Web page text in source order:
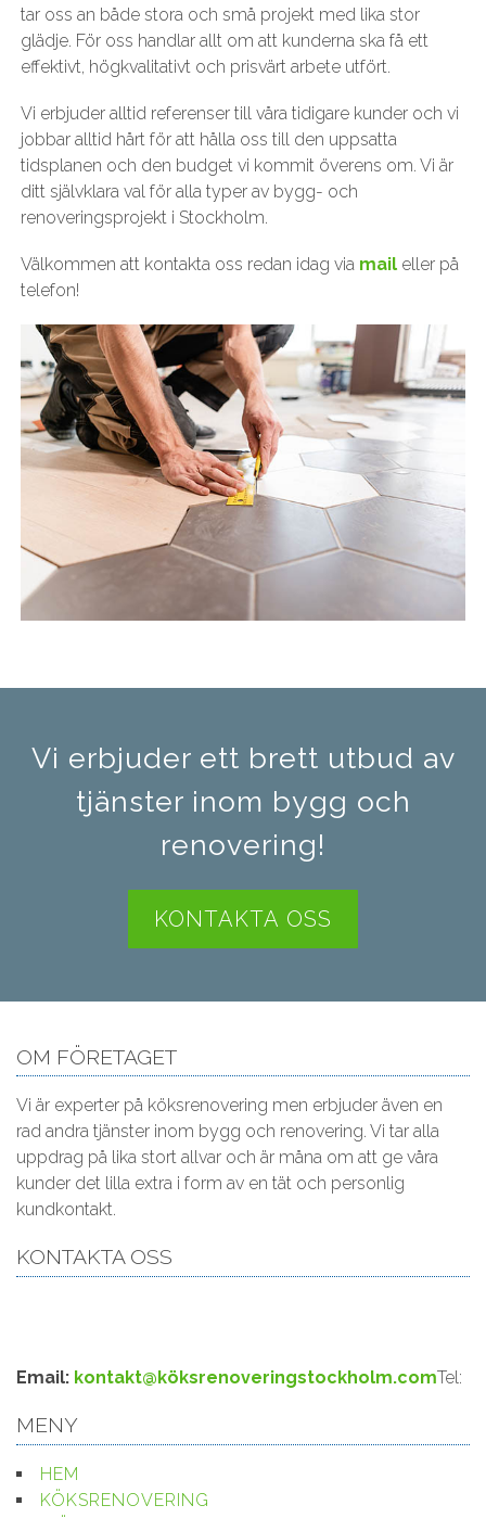
tar oss an både stora och små projekt med lika stor
glädje. För oss handlar allt om att kunderna ska få ett
effektivt, högkvalitativt och prisvärt arbete utfört.
Vi erbjuder alltid referenser till våra tidigare kunder och vi
jobbar alltid hårt för att hålla oss till den uppsatta
tidsplanen och den budget vi kommit överens om. Vi är
ditt självklara val för alla typer av bygg- och
renoveringsprojekt i Stockholm.
Välkommen att kontakta oss redan idag via mail eller på
telefon!
Vi erbjuder ett brett utbud av
tjänster inom bygg och
renovering!
KONTAKTA OSS
OM FÖRETAGET
Vi är experter på köksrenovering men erbjuder även en
rad andra tjänster inom bygg och renovering. Vi tar alla
uppdrag på lika stort allvar och är måna om att ge våra
kunder det lilla extra i form av en tät och personlig
kundkontakt.
KONTAKTA OSS
Email: kontakt@köksrenoveringstockholm.comTel:
MENY
HEM
KÖKSRENOVERING